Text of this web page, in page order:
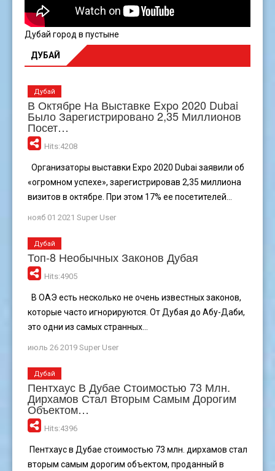
Дубай город в пустыне
ДУБАЙ
В Октябре На Выставке Expo 2020 Dubai
Было Зарегистрировано 2,35 Миллионов
Посет…
Hits:4208
Организаторы выставки Expo 2020 Dubai заявили об
«огромном успехе», зарегистрировав 2,35 миллиона
визитов в октябре. При этом 17% ее посетителей...
нояб 01 2021
Дубай
Super User
Топ-8 Необычных Законов Дубая
Hits:4905
В ОАЭ есть несколько не очень известных законов,
которые часто игнорируются. От Дубая до Абу-Даби,
это одни из самых странных...
июль 26 2019
Дубай
Super User
Пентхаус В Дубае Стоимостью 73 Млн.
Дирхамов Стал Вторым Самым Дорогим
Объектом…
Hits:4396
Пентхаус в Дубае стоимостью 73 млн. дирхамов стал
вторым самым дорогим объектом, проданный в
Дубай